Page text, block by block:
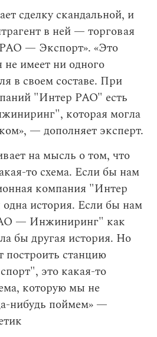
сделку скандальной, и
в ней — торговая
— Экспорт». «Это
имеет ни одного
в своем составе. При
"Интер РАО" есть
которая могла
— дополняет эксперт.
на мысль о том, что
то схема. Если бы нам
компания "Интер
история. Если бы нам
— Инжиниринг" как
бы другая история. Но
построить станцию
это какая-то
которую мы не
нибудь поймем» —